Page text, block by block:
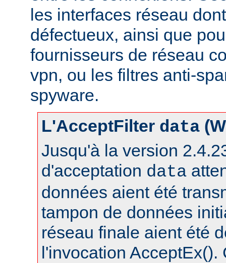
les interfaces réseau
défectueux, ainsi que
fournisseurs de réseau
vpn, ou les filtres anti-
spyware.
L'AcceptFilter data
Jusqu'à la version
d'acceptation data
données aient été
tampon de données
réseau finale aient été
l'invocation AcceptEx().